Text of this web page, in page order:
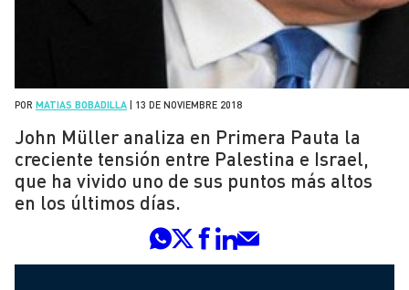
POR MATIAS BOBADILLA 13 DE NOVIEMBRE 2018
John Müller analiza en Primera Pauta la
creciente tensión entre Palestina e Israel,
que ha vivido uno de sus puntos más altos
en los últimos días.